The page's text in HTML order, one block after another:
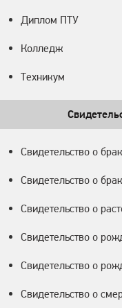
Диплом ПТУ
Колледж
Техникум
Свидетельство о
Свидетельство о
Свидетельство о
Свидетельство о
Свидетельство о
Свидетельство о